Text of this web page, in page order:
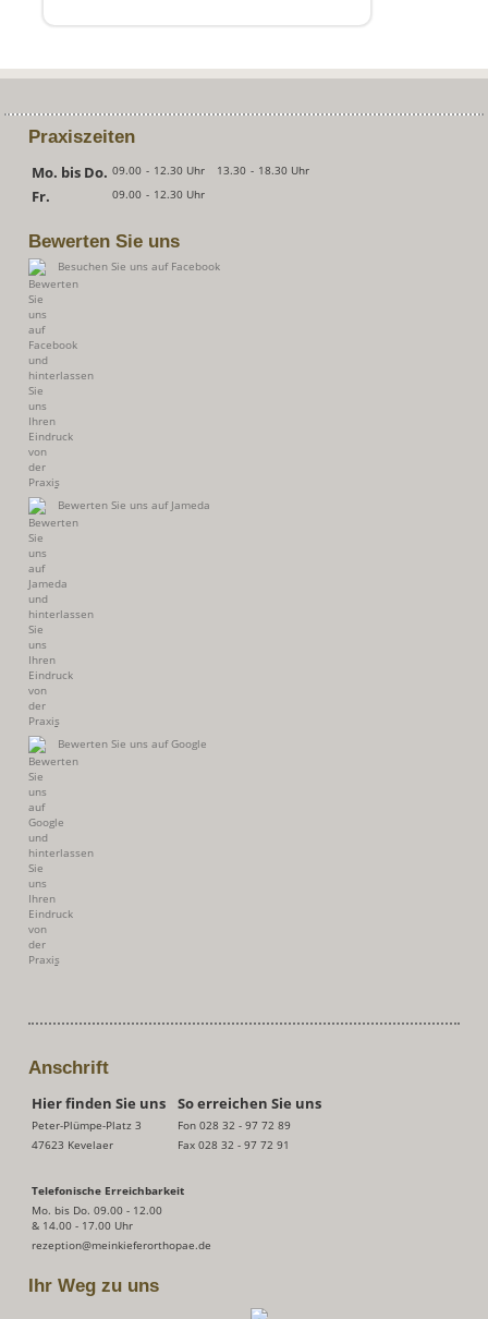
Praxiszeiten
Mo. bis Do. 09.00 - 12.30 Uhr 13.30 - 18.30 Uhr
Fr. 09.00 - 12.30 Uhr
Bewerten Sie uns
Besuchen Sie uns auf Facebook
Bewerten Sie uns auf Jameda
Bewerten Sie uns auf Google
Anschrift
Hier finden Sie uns So erreichen Sie uns
Peter-Plümpe-Platz 3 Fon028 32 - 97 72 89
47623 Kevelaer
Fax 028 32 - 97 72 91
Telefonische Erreichbarkeit
Mo. bis Do. 09.00 - 12.00
& 14.00 - 17.00 Uhr
rezeption@meinkieferorthopae.de
Ihr Weg zu uns